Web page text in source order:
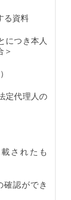
る資料
につき本人
＞
定代理人の
されたも
確認ができ